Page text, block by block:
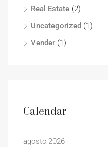
Real Estate (2)
Uncategorized (1)
Vender (1)
Calendar
agosto 2026